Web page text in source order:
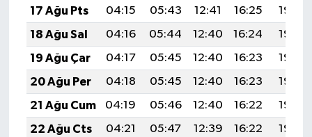
17 Ağu Pts
04:15 05:43 12:41 16:25
19:28
18 Ağu Sal
04:16 05:44 12:40 16:24
19:27
19 Ağu Çar
04:17 05:45 12:40 16:23
19:26
20 Ağu Per
04:18 05:45 12:40 16:23
19:25
21 Ağu Cum
04:19 05:46 12:40 16:22
19:23
22 Ağu Cts
04:21 05:47 12:39 16:22
19:22